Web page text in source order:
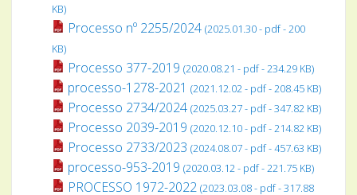
KB)
Processo nº 2255/2024 (2025.01.30 - pdf - 200
KB)
Processo 377-2019 (2020.08.21 - pdf - 234.29 KB)
processo-1278-2021 (2021.12.02 - pdf - 208.45 KB)
Processo 2734/2024 (2025.03.27 - pdf - 347.82 KB)
Processo 2039-2019 (2020.12.10 - pdf - 214.82 KB)
Processo 2733/2023 (2024.08.07 - pdf - 457.63 KB)
processo-953-2019 (2020.03.12 - pdf - 221.75 KB)
PROCESSO 1972-2022 (2023.03.08 - pdf - 317.88